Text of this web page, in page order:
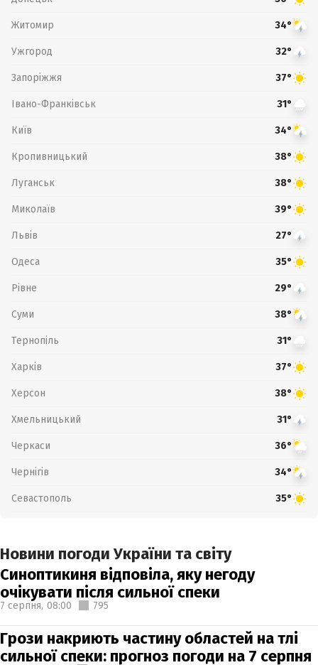
Житомир 34°
Ужгород 32°
Запоріжжя 37°
Івано-Франківськ 31°
Київ 34°
Кропивницький 38°
Луганськ 38°
Миколаїв 39°
Львів 27°
Одеса 35°
Рівне 29°
Суми 38°
Тернопіль 31°
Харків 37°
Херсон 38°
Хмельницький 31°
Черкаси 36°
Чернігів 34°
Севастополь 35°
Новини погоди України та світу
Синоптикиня відповіла, яку негоду
очікувати після сильної спеки
7 серпня, 08:00 795
Грози накриють частину областей на тлі
сильної спеки: прогноз погоди на 7 серпня